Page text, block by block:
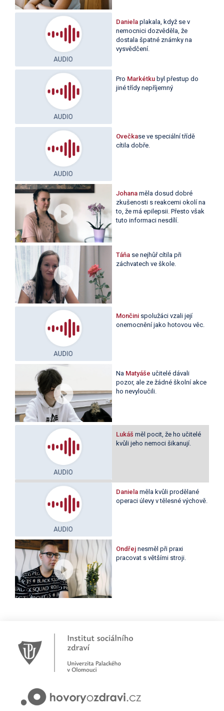
Daniela plakala, když se v
nemocnici dozvěděla, že
dostala špatné známky na
vysvědčení.
Pro Markétku byl přestup do
jiné třídy nepříjemný
Ovečkase ve speciální třídě
cítila dobře.
Johana měla dosud dobré
zkušenosti s reakcemi okolí na
to, že má epilepsii. Přesto však
tuto informaci nesdílí.
Táňase nejhůř cítila při
záchvatech ve škole.
Mončini spolužáci vzali její
onemocnění jako hotovou věc.
Na Matyáše učitelé dávali
pozor, ale ze žádné školní akce
ho nevyloučili.
Lukáš měl pocit, že ho učitelé
kvůli jeho nemoci šikanují.
Daniela měla kvůli prodělané
operaci úlevy v tělesné výchově.
Ondřej nesměl při praxi
pracovat s většími stroji.